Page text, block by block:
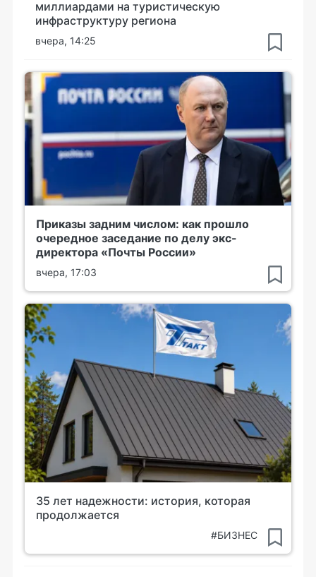
миллиардами на туристическую
инфраструктуру региона
вчера, 14:25
Приказы задним числом: как прошло
очередное заседание по делу экс-
директора «Почты России»
вчера, 17:03
35 лет надежности: история, которая
продолжается
#БИЗНЕС